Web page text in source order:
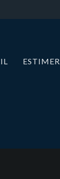
ESTIMER